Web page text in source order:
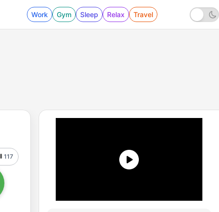
Work Gym Sleep Relax Travel
117